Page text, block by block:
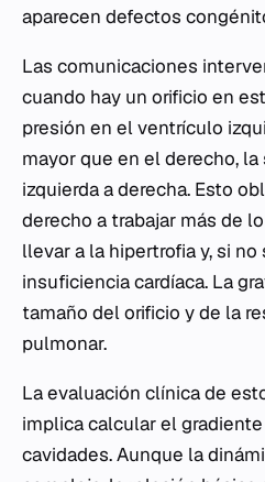
aparecen defectos
Las comunicaciones
cuando hay un orificio en
presión en el ventrículo
mayor que en el derecho,
izquierda a derecha. Esto
derecho a trabajar más de
llevar a la hipertrofia y, si no
insuficiencia cardíaca. La
tamaño del orificio y de la
pulmonar.
La evaluación clínica de
implica calcular el
cavidades. Aunque la